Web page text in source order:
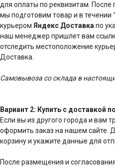
для оплаты по реквизитам. После
мы подготовим товар и в течении
курьером Яндекс Доставкапо
наш менеджер пришлет вам
отследить местоположение
Доставка.
Самовывоза со склада в
Вариант 2: Купить с доставкой
Если вы из другого города и вам
оформить заказ на нашем сайте.
корзину и укажите данные для
После размещения и